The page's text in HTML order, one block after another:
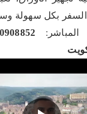
السفر بكل سهولة